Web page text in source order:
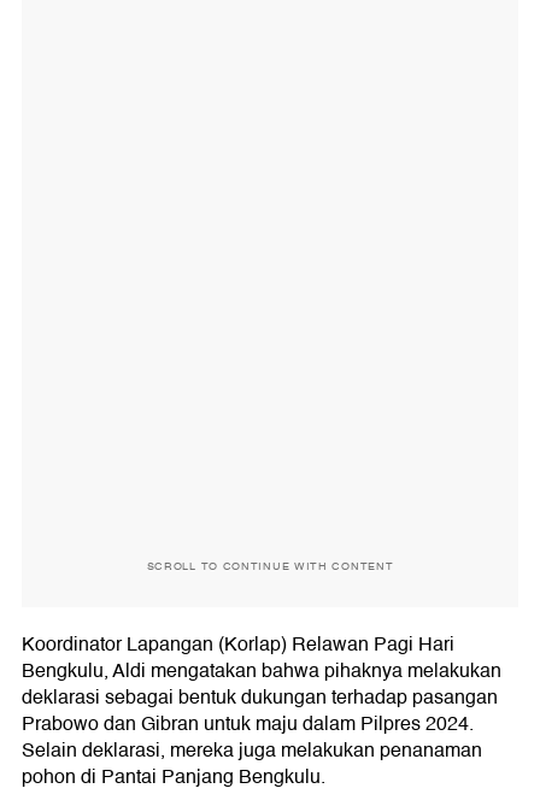
SCROLL TO CONTINUE WITH CONTENT
Koordinator Lapangan (Korlap) Relawan Pagi Hari
Bengkulu, Aldi mengatakan bahwa pihaknya melakukan
deklarasi sebagai bentuk dukungan terhadap pasangan
Prabowo dan Gibran untuk maju dalam Pilpres 2024.
Selain deklarasi, mereka juga melakukan penanaman
pohon di Pantai Panjang Bengkulu.